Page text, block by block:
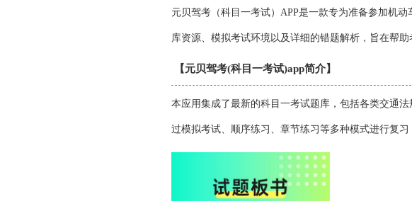
元贝驾考（科目一考试）APP是一款专为准备参加机
库资源、模拟考试环境以及详细的错题解析，旨在帮助
【元贝驾考(科目一考试)app简介】
本应用集成了最新的科目一考试题库，包括各类交通
过模拟考试、顺序练习、章节练习等多种模式进行复